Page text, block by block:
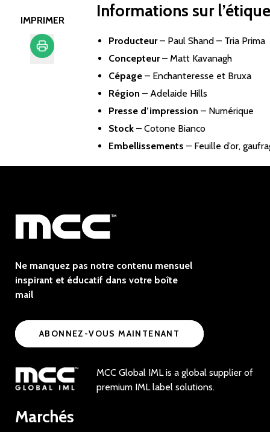
IMPRIMER Informations sur
Producteur– Paul Shand – Tria Prima
Concepteur– Matt Kavanagh
Cépage – Enchanteresse et Bruxa
Région – Adelaide Hills
Presse d’impression – Numérique
Stock – Cotone Bianco
Embellissements – Feuille d’or,
Ne manquez pas notre contenu mensuel
inspirant et éducatif dans votre boîte
mail
ABONNEZ-VOUS MAINTENANT
MCC Global IML is a global supplier of
premium IML label solutions.
Marchés